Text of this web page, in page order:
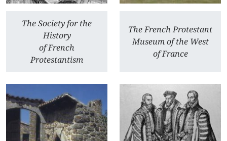
The Society for the
History
of French
Protestantism
The French Protestant
Museum of the West
of France